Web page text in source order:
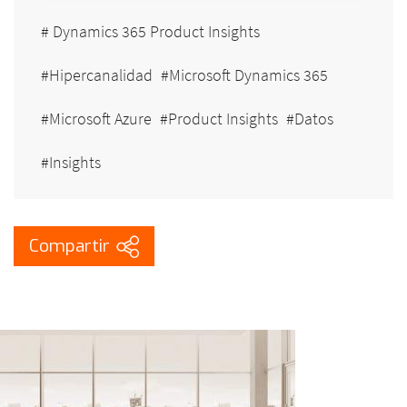
Dynamics 365 Product Insights
Hipercanalidad Microsoft Dynamics 365
Microsoft Azure Product Insights Datos
Insights